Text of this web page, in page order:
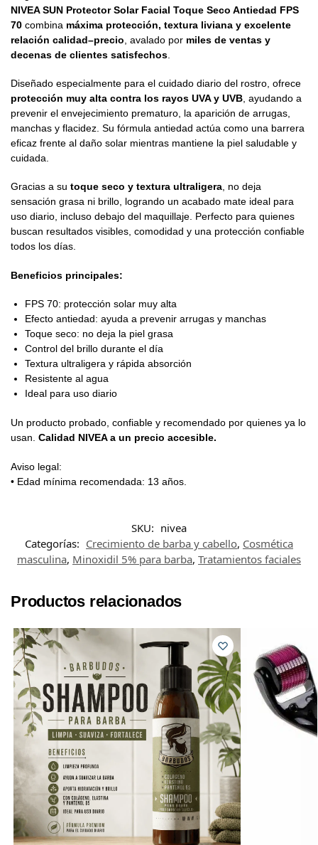
NIVEA SUN Protector Solar Facial Toque Seco Antiedad FPS
70 combina máxima protección, textura liviana y excelente
relación calidad–precio , avalado por miles de ventas y
decenas de clientes satisfechos
Diseñado especialmente para el cuidado diario del rostro, ofrece
protección muy alta contra los rayos UVA y UVB , ayudando a
prevenir el envejecimiento prematuro, la aparición de arrugas,
manchas y flacidez. Su fórmula antiedad actúa como una barrera
eficaz frente al daño solar mientras mantiene la piel saludable y
cuidada.
Gracias a su toque seco y textura ultraligera, no deja
sensación grasa ni brillo, logrando un acabado mate ideal para
uso diario, incluso debajo del maquillaje. Perfecto para quienes
buscan resultados visibles, comodidad y una protección confiable
todos los días.
Beneficios principales:
FPS 70: protección solar muy alta
Efecto antiedad: ayuda a prevenir arrugas y manchas
Toque seco: no deja la piel grasa
Control del brillo durante el día
Textura ultraligera y rápida absorción
Resistente al agua
Ideal para uso diario
Un producto probado, confiable y recomendado por quienes ya lo
usan. Calidad NIVEA a un precio accesible.
Aviso legal:
• Edad mínima recomendada: 13 años.
SKU: nivea
Categorías: Crecimiento de barba y cabello, Cosmética
masculina, Minoxidil 5% para barba, Tratamientos faciales
Productos relacionados